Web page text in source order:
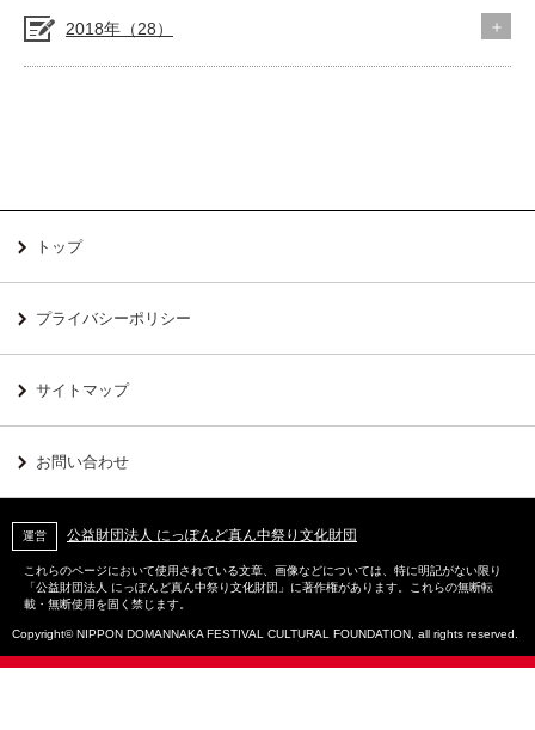
2018年（28）
トップ
プライバシーポリシー
サイトマップ
お問い合わせ
運営 公益財団法人 にっぽんど真ん中祭り文化財団
これらのページにおいて使用されている文章、画像などについては、特に明記がない限り
「公益財団法人 にっぽんど真ん中祭り文化財団」に著作権があります。これらの無断転
載・無断使用を固く禁じます。
Copyright© NIPPON DOMANNAKA FESTIVAL CULTURAL FOUNDATION, all rights reserved.